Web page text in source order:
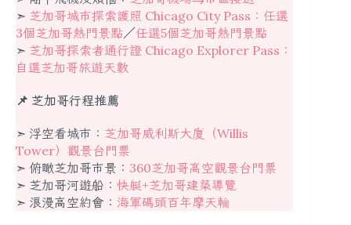
➣ 芝加哥城市探索護照 Chicago City Pass：任選
3個芝加哥熱門景點／任選5個芝加哥熱門景點
➣ 芝加哥探索者通行證 Chicago Explorer Pass：
自選芝加哥旅遊天數
📌 芝加哥行程推薦
➣ 浮空看城市： 芝加哥威利斯大廈（Willis
Tower）觀景台門票
➣ 俯瞰芝加哥市景： 360芝加哥高空觀景台門票
➣ 芝加哥河遊船： 快艇+芝加哥建築導覽
➣ 浪漫高空約會： 海軍碼頭百年摩天輪